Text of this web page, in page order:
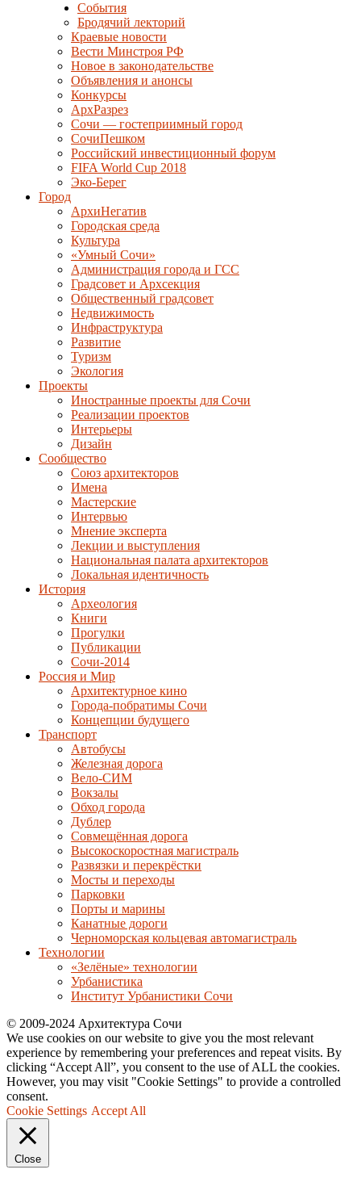
События
Бродячий лекторий
Краевые новости
Вести Минстроя РФ
Новое в законодательстве
Объявления и анонсы
Конкурсы
АрхРазрез
Сочи — гостеприимный город
СочиПешком
Российский инвестиционный форум
FIFA World Cup 2018
Эко-Берег
Город
АрхиНегатив
Городская среда
Культура
«Умный Сочи»
Администрация города и ГСС
Градсовет и Архсекция
Общественный градсовет
Недвижимость
Инфраструктура
Развитие
Туризм
Экология
Проекты
Иностранные проекты для Сочи
Реализации проектов
Интерьеры
Дизайн
Сообщество
Союз архитекторов
Имена
Мастерские
Интервью
Мнение эксперта
Лекции и выступления
Национальная палата архитекторов
Локальная идентичность
История
Археология
Книги
Прогулки
Публикации
Сочи-2014
Россия и Мир
Архитектурное кино
Города-побратимы Сочи
Концепции будущего
Транспорт
Автобусы
Железная дорога
Вело-СИМ
Вокзалы
Обход города
Дублер
Совмещённая дорога
Высокоскоростная магистраль
Развязки и перекрёстки
Мосты и переходы
Парковки
Порты и марины
Канатные дороги
Черноморская кольцевая автомагистраль
Технологии
«Зелёные» технологии
Урбанистика
Институт Урбанистики Сочи
© 2009-2024 Архитектура Сочи
We use cookies on our website to give you the most relevant
experience by remembering your preferences and repeat visits. By
clicking “Accept All”, you consent to the use of ALL the cookies.
However, you may visit "Cookie Settings" to provide a controlled
consent.
Cookie Settings Accept All
Close